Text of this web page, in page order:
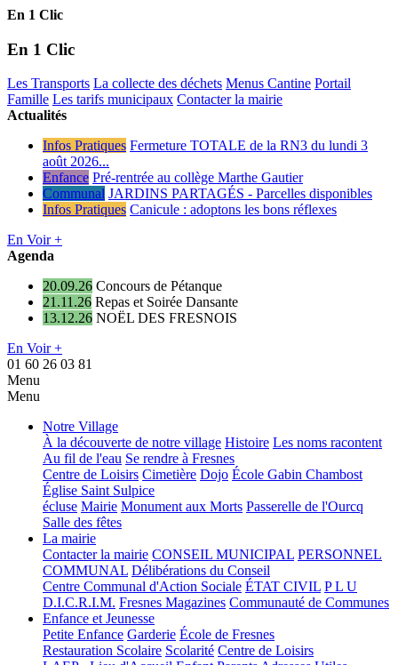
En 1 Clic
En 1 Clic
Les Transports La collecte des déchets Menus Cantine Portail
Famille Les tarifs municipaux Contacter la mairie
Actualités
Infos Pratiques Fermeture TOTALE de la RN3 du lundi 3
août 2026...
Enfance Pré-rentrée au collège Marthe Gautier
Communal JARDINS PARTAGÉS - Parcelles disponibles
Infos Pratiques Canicule : adoptons les bons réflexes
En Voir +
Agenda
20.09.26 Concours de Pétanque
21.11.26 Repas et Soirée Dansante
13.12.26 NOËL DES FRESNOIS
En Voir +
01 60 26 03 81
Menu
Menu
Notre Village
À la découverte de notre village Histoire Les noms racontent
Au fil de l'eau Se rendre à Fresnes
Centre de Loisirs Cimetière Dojo École Gabin Chambost
Église Saint Sulpice
écluse Mairie Monument aux Morts Passerelle de l'Ourcq
Salle des fêtes
La mairie
Contacter la mairie CONSEIL MUNICIPAL PERSONNEL
COMMUNAL Délibérations du Conseil
Centre Communal d'Action Sociale ÉTAT CIVIL P L U
D.I.C.R.I.M. Fresnes Magazines Communauté de Communes
Enfance et Jeunesse
Petite Enfance Garderie École de Fresnes
Restauration Scolaire Scolarité Centre de Loisirs